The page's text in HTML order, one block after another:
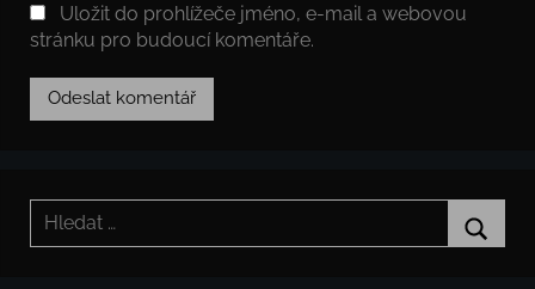
Uložit do prohlížeče jméno, e-mail a webovou
stránku pro budoucí komentáře.
Hledat: